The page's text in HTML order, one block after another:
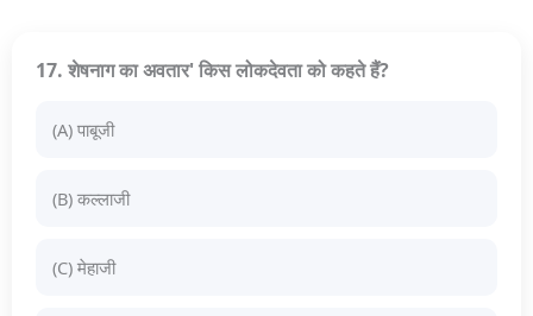
17. शेषनाग का अवतार' किस लोकदेवता को कहते हैं?
(A) पाबूजी
(B) कल्लाजी
(C) मेहाजी